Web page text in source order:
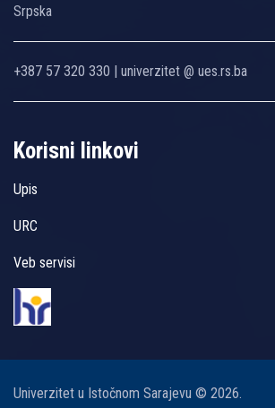
Srpska
+387 57 320 330 | univerzitet @ ues.rs.ba
Korisni linkovi
Upis
URC
Veb servisi
Univerzitet u Istočnom Sarajevu © 2026.